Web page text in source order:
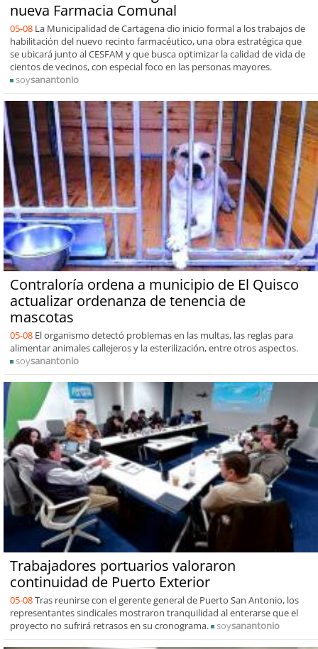
nueva Farmacia Comunal
05-08 La Municipalidad de Cartagena dio inicio formal a los trabajos de
habilitación del nuevo recinto farmacéutico, una obra estratégica que
se ubicará junto al CESFAM y que busca optimizar la calidad de vida de
cientos de vecinos, con especial foco en las personas mayores.
soysanantonio
Contraloría ordena a municipio de El Quisco
actualizar ordenanza de tenencia de
mascotas
05-08 El organismo detectó problemas en las multas, las reglas para
alimentar animales callejeros y la esterilización, entre otros aspectos.
soysanantonio
Trabajadores portuarios valoraron
continuidad de Puerto Exterior
05-08Tras reunirse con el gerente general de Puerto San Antonio, los
representantes sindicales mostraron tranquilidad al enterarse que el
proyecto no sufrirá retrasos en su cronograma.
soysanantonio